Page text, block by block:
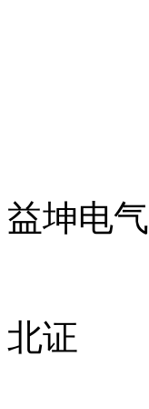
益坤电气
北证